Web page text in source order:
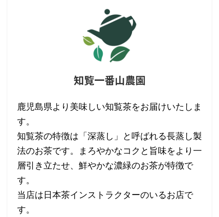
知覧一番山農園
鹿児島県より美味しい知覧茶をお届けいたしま
す。
知覧茶の特徴は「深蒸し」と呼ばれる長蒸し製
法のお茶です。まろやかなコクと旨味をより一
層引き立たせ、鮮やかな濃緑のお茶が特徴で
す。
当店は日本茶インストラクターのいるお店で
す。